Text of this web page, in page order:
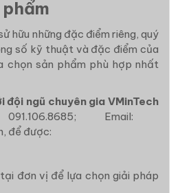
phẩm
hữu những đặc điểm riêng, quý
số kỹ thuật và đặc điểm của
chọn sản phẩm phù hợp nhất
đội ngũ chuyên gia VMinTech
Email:
để được:
đơn vị để lựa chọn giải pháp